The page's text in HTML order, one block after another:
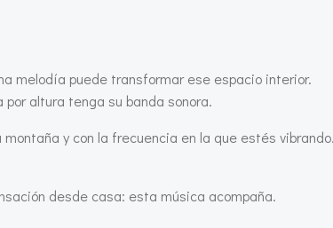
melodía puede transformar ese espacio interior.
altura tenga su banda sonora.
y con la frecuencia en la que estés
desde casa: esta música acompaña.